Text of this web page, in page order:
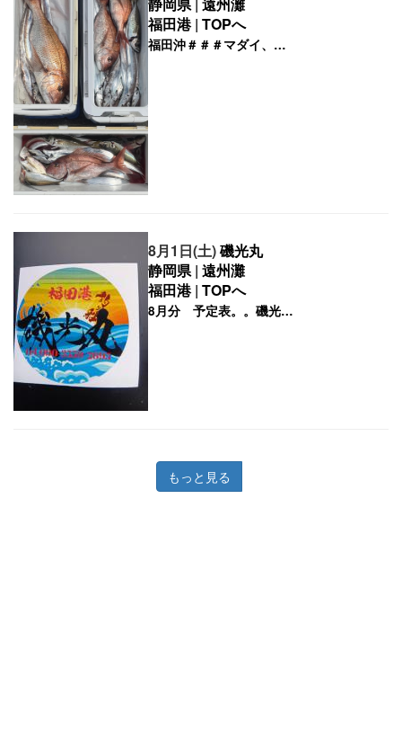
静岡県| 遠州灘
福田港| TOPへ
8月1日(土)磯光丸
静岡県| 遠州灘
福田港| TOPへ
もっと見る